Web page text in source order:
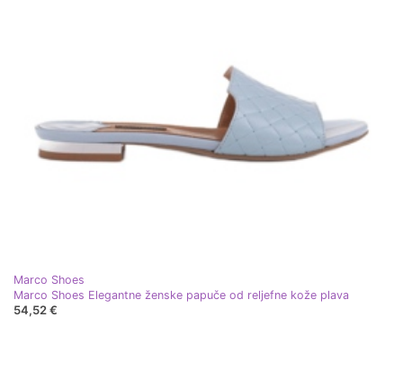
Marco Shoes
Marco Shoes Elegantne ženske papuče od reljefne kože plava
54,52 €